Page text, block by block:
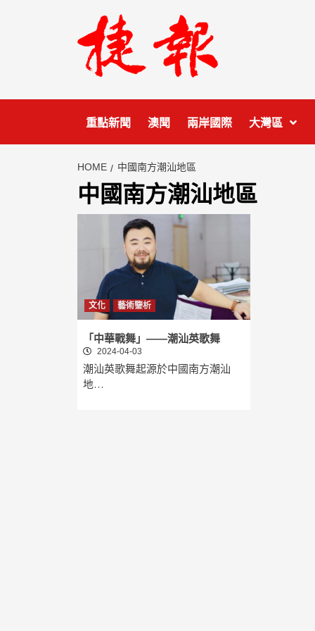
重點新聞 澳聞 兩岸國際 大灣區
HOME 中國南方潮汕地區
中國南方潮汕地區
文化 藝術鑒析
「中華戰舞」——潮汕英歌舞
2024-04-03
潮汕英歌舞起源於中國南方潮汕
地…